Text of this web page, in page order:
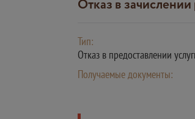
Отказ в
Тип:
Отказ в предоставлении
Получаемые документы: